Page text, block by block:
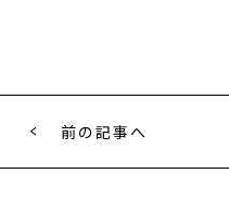
前の記事へ